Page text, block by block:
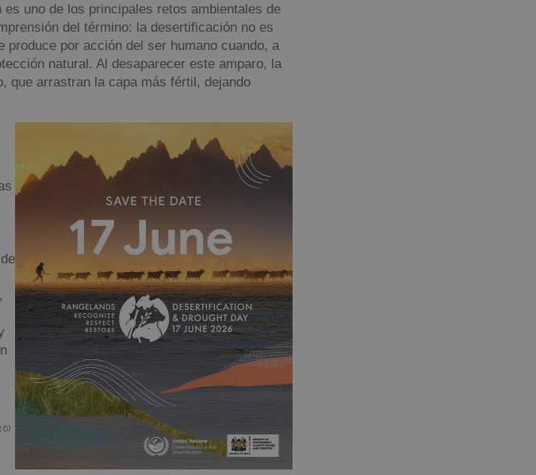
uno de los principales retos ambientales de
del término: la desertificación no es
por acción del ser humano cuando, a
natural. Al desaparecer este amparo, la
que arrastran la capa más fértil, dejando